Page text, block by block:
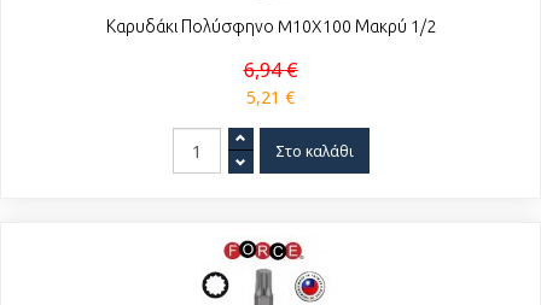
Καρυδάκι Πολύσφηνο M10X100 Μακρύ 1/2
6,94 €
5,21 €